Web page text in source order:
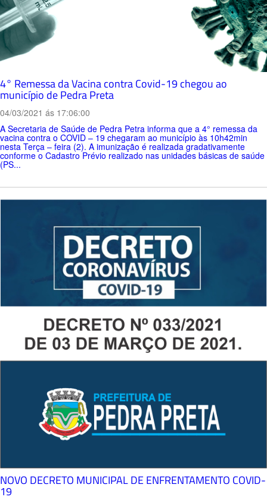
4° Remessa da Vacina contra Covid-19 chegou ao
município de Pedra Preta
04/03/2021 ás 17:06:00
A Secretaria de Saúde de Pedra Petra informa que a 4° remessa da
vacina contra o COVID – 19 chegaram ao município às 10h42min
nesta Terça – feira (2). A imunização é realizada gradativamente
conforme o Cadastro Prévio realizado nas unidades básicas de saúde
(PS...
NOVO DECRETO MUNICIPAL DE ENFRENTAMENTO COVID-
19